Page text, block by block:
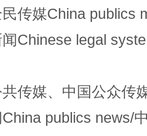
山、麦地、白藏房 除
传媒China publics
Chinese legal
传媒、中国公众传
publics news/